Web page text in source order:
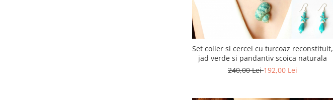
Set colier si cercei cu turcoaz reconstituit,
jad verde si pandantiv scoica naturala
240,00 Lei192,00 Lei